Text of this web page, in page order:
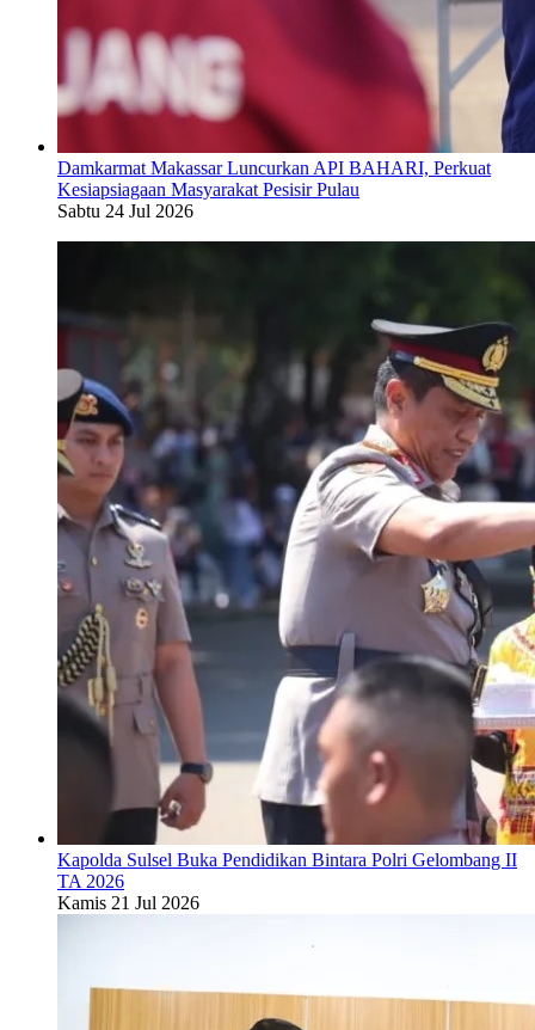
Damkarmat Makassar Luncurkan API BAHARI, Perkuat
Kesiapsiagaan Masyarakat Pesisir Pulau
Sabtu 24 Jul 2026
Kapolda Sulsel Buka Pendidikan Bintara Polri Gelombang II
TA 2026
Kamis 21 Jul 2026